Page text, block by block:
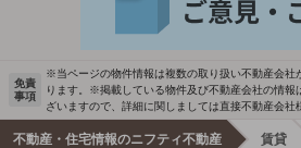
免責
事項
※当ページの物件情報は複数の取り扱い不動産会社
ります。※掲載している物件及び不動産会社の情報
ざいますので、詳細に関しましては直接不動産会社
不動産・住宅情報のニフティ不動産 賃貸